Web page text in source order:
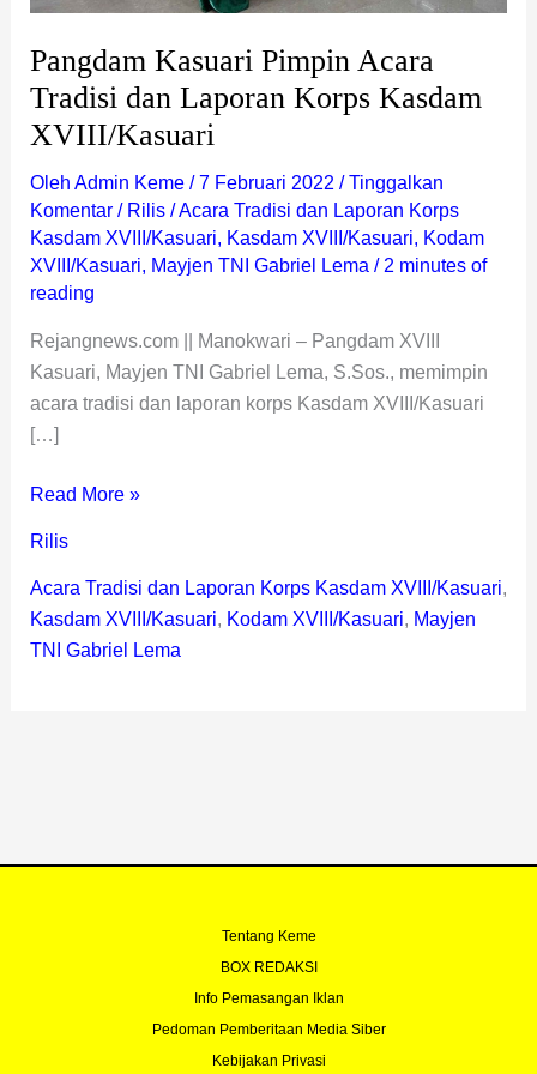
Pangdam Kasuari Pimpin Acara
Tradisi dan Laporan Korps Kasdam
XVIII/Kasuari
Oleh Admin Keme / 7 Februari 2022 / Tinggalkan
Komentar / Rilis/Acara Tradisi dan Laporan Korps
Kasdam XVIII/Kasuari, Kasdam XVIII/Kasuari, Kodam
XVIII/Kasuari, Mayjen TNI Gabriel Lema/ 2 minutes of
reading
Rejangnews.com || Manokwari – Pangdam XVIII
Kasuari, Mayjen TNI Gabriel Lema, S.Sos., memimpin
acara tradisi dan laporan korps Kasdam XVIII/Kasuari
[…]
Read More »
Rilis
Acara Tradisi dan Laporan Korps Kasdam XVIII/Kasuari,
Kasdam XVIII/Kasuari, Kodam XVIII/Kasuari, Mayjen
TNI Gabriel Lema
Tentang Keme
BOX REDAKSI
Info Pemasangan Iklan
Pedoman Pemberitaan Media Siber
Kebijakan Privasi